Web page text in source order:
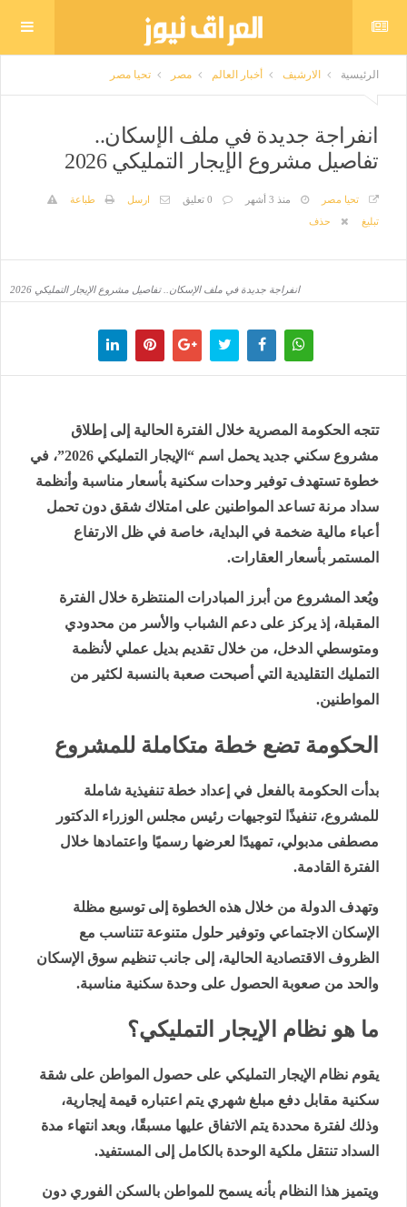
الرئيسية الارشيف أخبار العالم مصر تحيا مصر
انفراجة جديدة في ملف الإسكان..
تفاصيل مشروع الإيجار التمليكي 2026
تحيا مصر منذ 3 أشهر 0 تعليق ارسل
طباعة
تبليغ
حذف
انفراجة جديدة في ملف الإسكان.. تفاصيل مشروع الإيجار التمليكي 2026
تتجه الحكومة المصرية خلال الفترة الحالية إلى إطلاق
مشروع سكني جديد يحمل اسم “الإيجار التمليكي 2026”، في
خطوة تستهدف توفير وحدات سكنية بأسعار مناسبة وأنظمة
سداد مرنة تساعد المواطنين على امتلاك شقق دون تحمل
أعباء مالية ضخمة في البداية، خاصة في ظل الارتفاع
المستمر بأسعار العقارات.
ويُعد المشروع من أبرز المبادرات المنتظرة خلال الفترة
المقبلة، إذ يركز على دعم الشباب والأسر من محدودي
ومتوسطي الدخل، من خلال تقديم بديل عملي لأنظمة
التمليك التقليدية التي أصبحت صعبة بالنسبة لكثير من
المواطنين.
الحكومة تضع خطة متكاملة للمشروع
بدأت الحكومة بالفعل في إعداد خطة تنفيذية شاملة
للمشروع، تنفيذًا لتوجيهات رئيس مجلس الوزراء الدكتور
مصطفى مدبولي، تمهيدًا لعرضها رسميًا واعتمادها خلال
الفترة القادمة.
وتهدف الدولة من خلال هذه الخطوة إلى توسيع مظلة
الإسكان الاجتماعي وتوفير حلول متنوعة تتناسب مع
الظروف الاقتصادية الحالية، إلى جانب تنظيم سوق الإسكان
والحد من صعوبة الحصول على وحدة سكنية مناسبة.
ما هو نظام الإيجار التمليكي؟
يقوم نظام الإيجار التمليكي على حصول المواطن على شقة
سكنية مقابل دفع مبلغ شهري يتم اعتباره قيمة إيجارية،
وذلك لفترة محددة يتم الاتفاق عليها مسبقًا، وبعد انتهاء مدة
السداد تنتقل ملكية الوحدة بالكامل إلى المستفيد.
ويتميز هذا النظام بأنه يسمح للمواطن بالسكن الفوري دون